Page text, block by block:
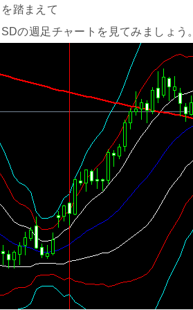
踏まえて
の週足チャートを見てみましょう